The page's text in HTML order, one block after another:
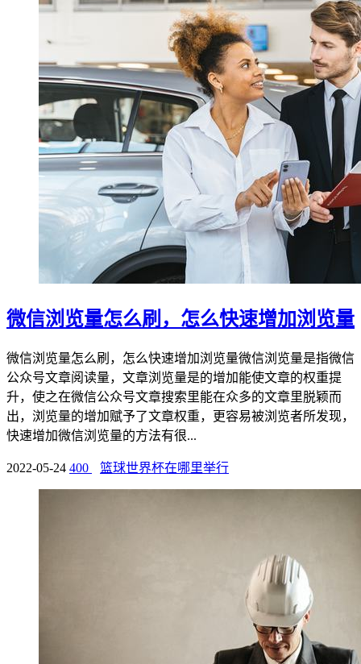
微信浏览量怎么刷，怎么快速增加浏览量
微信浏览量怎么刷，怎么快速增加浏览量微信浏览量是指微信
公众号文章阅读量，文章浏览量是的增加能使文章的权重提
升，使之在微信公众号文章搜索里能在众多的文章里脱颖而
出，浏览量的增加赋予了文章权重，更容易被浏览者所发现，
快速增加微信浏览量的方法有很...
2022-05-24 400 篮球世界杯在哪里举行